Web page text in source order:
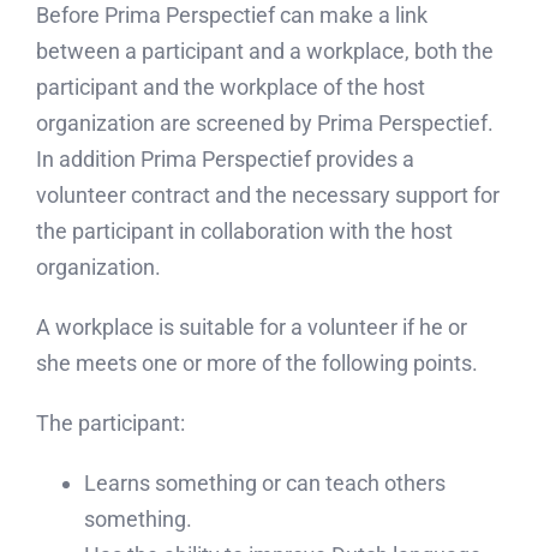
Before Prima Perspectief can make a link
between a participant and a workplace, both the
participant and the workplace of the host
organization are screened by Prima Perspectief.
In addition Prima Perspectief provides a
volunteer contract and the necessary support for
the participant in collaboration with the host
organization.
A workplace is suitable for a volunteer if he or
she meets one or more of the following points.
The participant:
Learns something or can teach others
something.